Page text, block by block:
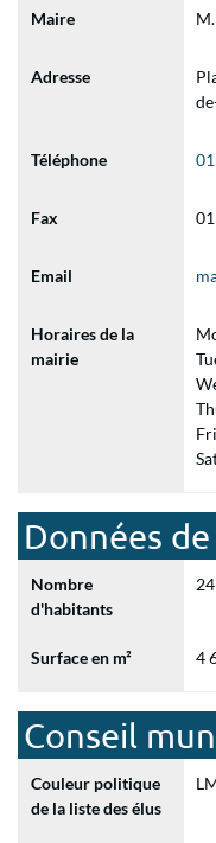
Maire
Adresse
Téléphone
Fax
Email
Horaires de la
mairie
Données
Nombre
d'habitants
Surface en m² 4
Conseil
Couleur politique
de la liste des élus